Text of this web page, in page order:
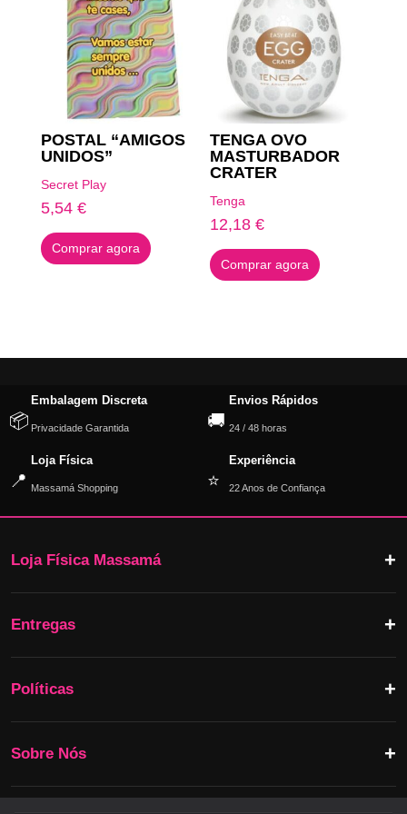
POSTAL “AMIGOS
UNIDOS”
Secret Play
5,54 €
Comprar agora
TENGA OVO
MASTURBADOR
CRATER
Tenga
12,18€
Comprar agora
📦
Embalagem Discreta
Privacidade Garantida 🚚
Envios Rápidos
24 / 48 horas
📍
Loja Física
Massamá Shopping ⭐
Experiência
22 Anos de Confiança
Loja Física Massamá
Entregas
Políticas
Sobre Nós